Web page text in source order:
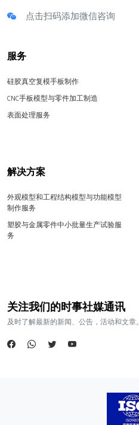
点击扫码添加微信咨询
服务
硅胶真空复模手板制作
CNC手板模型与零件加工制造
表面处理服务
解决方案
外观模型和工程结构模型与功能模型
制作服务
塑胶与金属零件中小批量生产试验服
务
关注我们的时事社媒通讯
及时了解最新的新闻、公告，活动和文章。